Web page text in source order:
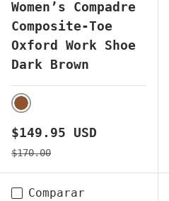
Women’s Compadre
Composite-Toe
Oxford Work Shoe
Dark Brown
BROWN
Precio de venta
$149.95 USD
Precio normal
$170.00
Comparar